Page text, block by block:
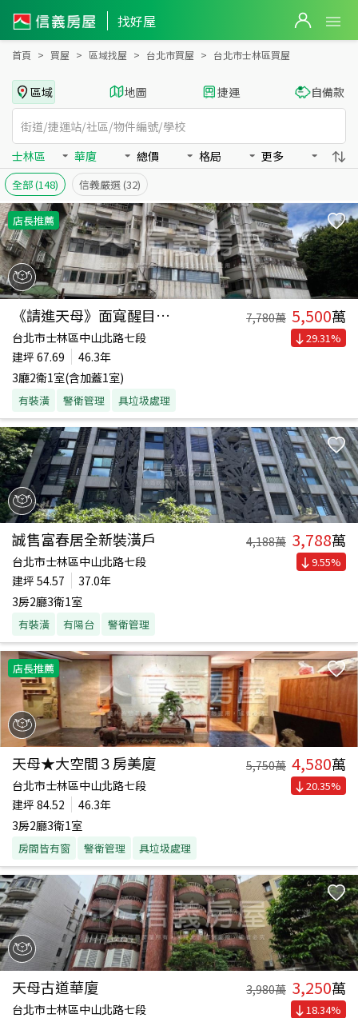
找好屋
台北市士林區買房：華廈房屋物件出售、房價分析
首頁 買屋 區域找屋 台北市買屋 台北市士林區買屋
區域 地圖 捷運 自備款
士林區 華廈 總價 格局 更多
全部(148) 信義嚴選 (32)
店長推薦
《請進天母》面寬醒目嬴店 7,780萬 5,500萬
台北市士林區中山北路七段
建坪 67.69
46.3年
3廳2衛1室(含加蓋1室)
有裝潢 警衛管理 具垃圾處理
29.31%
誠售富春居全新裝潢戶 4,188萬 3,788萬
台北市士林區中山北路七段
建坪 54.57
37.0年
3房2廳3衛1室
有裝潢 有陽台 警衛管理
9.55%
店長推薦
天母★大空間３房美廈 5,750萬 4,580萬
台北市士林區中山北路七段
建坪 84.52
46.3年
3房2廳3衛1室
房間皆有窗 警衛管理 具垃圾處理
20.35%
天母古道華廈 3,980萬 3,250萬
台北市士林區中山北路七段
18.34%